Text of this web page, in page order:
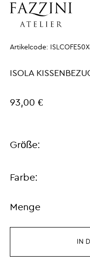
Artikelcode:
ISOLA
93,00 €
Größe:
Farbe:
Menge
IN